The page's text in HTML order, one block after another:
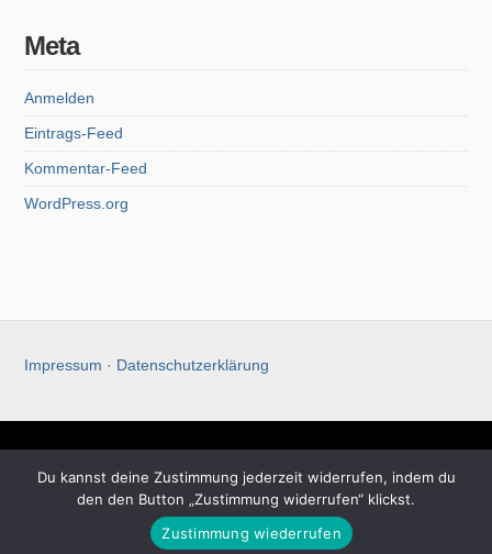
Meta
Anmelden
Eintrags-Feed
Kommentar-Feed
WordPress.org
Impressum · Datenschutzerklärung
Christoph Koch
© 2026 Christoph Koch. All rights reserved.
Du kannst deine Zustimmung jederzeit widerrufen, indem du
den den Button „Zustimmung widerrufen“ klickst.
Zustimmung wiederrufen